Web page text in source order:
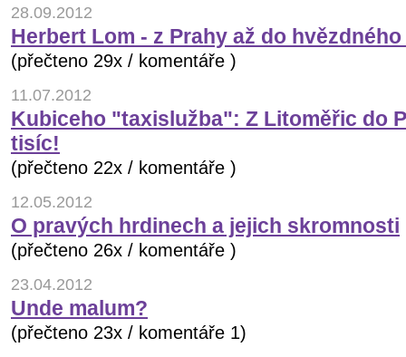
28.09.2012
Herbert Lom - z Prahy až do
(přečteno 29x / komentáře )
11.07.2012
Kubiceho "taxislužba": Z Litoměřic do
tisíc!
(přečteno 22x / komentáře )
12.05.2012
O pravých hrdinech a jejich skromnosti
(přečteno 26x / komentáře )
23.04.2012
Unde malum?
(přečteno 23x / komentáře 1)